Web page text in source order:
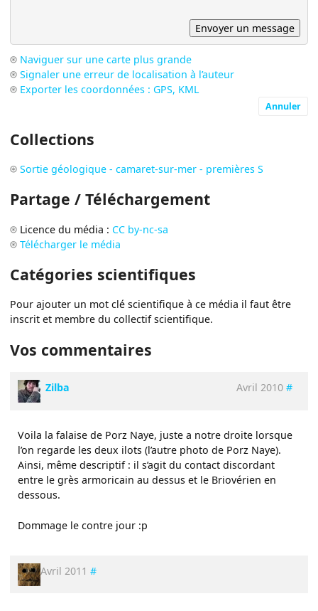
Naviguer sur une carte plus grande
Signaler une erreur de localisation à l’auteur
Exporter les coordonnées : GPS, KML
Annuler
Collections
Sortie géologique - camaret-sur-mer - premières S
Partage / Téléchargement
Licence du média : CC by-nc-sa
Télécharger le média
Catégories scientifiques
Pour ajouter un mot clé scientifique à ce média il faut être
inscrit et membre du collectif scientifique.
Vos commentaires
Zilba Avril 2010 #
Voila la falaise de Porz Naye, juste a notre droite lorsque
l’on regarde les deux ilots (l’autre photo de Porz Naye).
Ainsi, même descriptif : il s’agit du contact discordant
entre le grès armoricain au dessus et le Briovérien en
dessous.
Dommage le contre jour :p
Avril 2011 #